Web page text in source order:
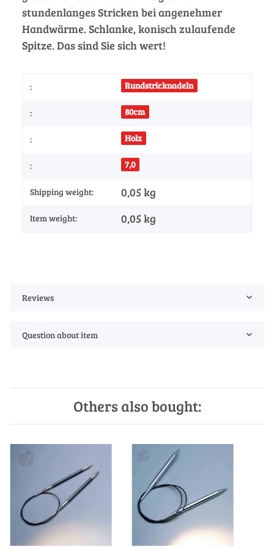
stundenlanges Stricken bei angenehmer
Handwärme. Schlanke, konisch zulaufende
Spitze. Das sind Sie sich wert!
: Rundstricknadeln
: 80cm
: Holz
: 7,0
Shipping weight: 0,05 kg
Item weight: 0,05 kg
Reviews
Question about item
Others also bought: